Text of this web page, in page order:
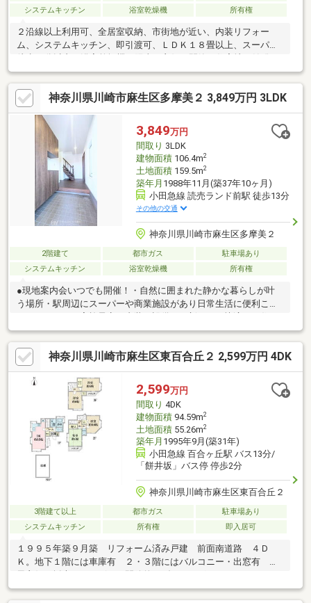
システムキッチン
浴室乾燥機 所有権
２沿線以上利用可、全居室収納、市街地が近い、内装リフォー
ム、システムキッチン、即引渡可、ＬＤＫ１８畳以上、スーパー
駅、整形地、シャワー付洗面化粧台、セキュリティ充実、トイレ
２ヶ所、浴室１坪以上、外装リフォーム、２階建、南面バルコニ
ー、フローリング張替、温水洗浄便座、浴室に窓、ＴＶモニタ付
インターホン、リノベーション、緑豊かな住宅地、通風良好、眺
望良好、全居室６畳以上、都市ガス、全室２面採光、高台に立
地、小学校 徒歩10分以内、平坦地、食器洗乾燥機、周辺交通量少
なめ、隣家との間隔が大きい、浄水器
神奈川県川崎市麻生区多摩美２ 3,849万円 3LDK
3,849万円
間取り 3LDK
建物面積106.4m2
土地面積159.5m2
築年月 1988年11月(築37年10ヶ月)
小田急線 読売ランド前駅 徒歩13分
その他の交通
神奈川県川崎市麻生区多摩美２
2階建て 都市ガス
駐車場あり
システムキッチン
浴室乾燥機 所有権
●現地案内会いつでも開催！・自然に囲まれた静かな暮らしが叶
う場所・駅周辺にスーパーや商業施設があり日常生活に便利これ
からリフォーム実施予定。内装、設備が一新され、快適にお住ま
いいただけます。当社は百合ヶ丘駅徒歩2分。内覧ご希望のお日に
ちなど、お気軽にお問い合わせ下さい◆駐車場・キッズルーム完
備◆■お客様に最適のお支払いプランをご提案します■お支払いシ
ミュレーションを基に、諸費用や毎月のお支払い額等、分かり易
くご説明させて頂きます
神奈川県川崎市麻生区東百合丘２ 2,599万円 4DK
2,599万円
間取り 4DK
建物面積94.59m2
土地面積55.26m2
築年月 1995年9月(築31年)
小田急線 百合ヶ丘駅 バス13分/
「餅井坂」バス停 停歩2分
神奈川県川崎市麻生区東百合丘２
3階建て以上 都市ガス
駐車場あり
システムキッチン
所有権 即入居可
１９９５年築９月築 リフォーム済み戸建 前面南道路 ４Ｄ
Ｋ。地下１階には車庫有 ２・３階にはバルコニー・出窓有 通
帖。３階に和室６帖有 モニター付きインターホン 小学校徒歩